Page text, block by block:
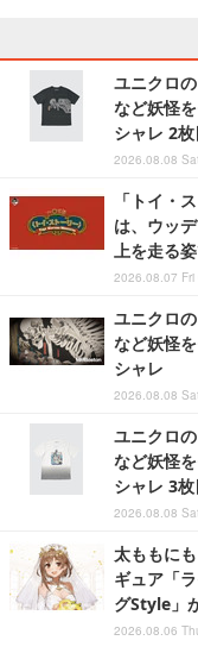
ユニクロ
など妖怪
シャレ 2
2026.08.08
「トイ・
は、ウッ
上を走る
2026.08.07 Fri
ユニクロ
など妖怪
シャレ
2026.08.08
ユニクロ
など妖怪
シャレ 3
2026.08.08
太ももに
ギュア「
グStyle」
2026.08.06